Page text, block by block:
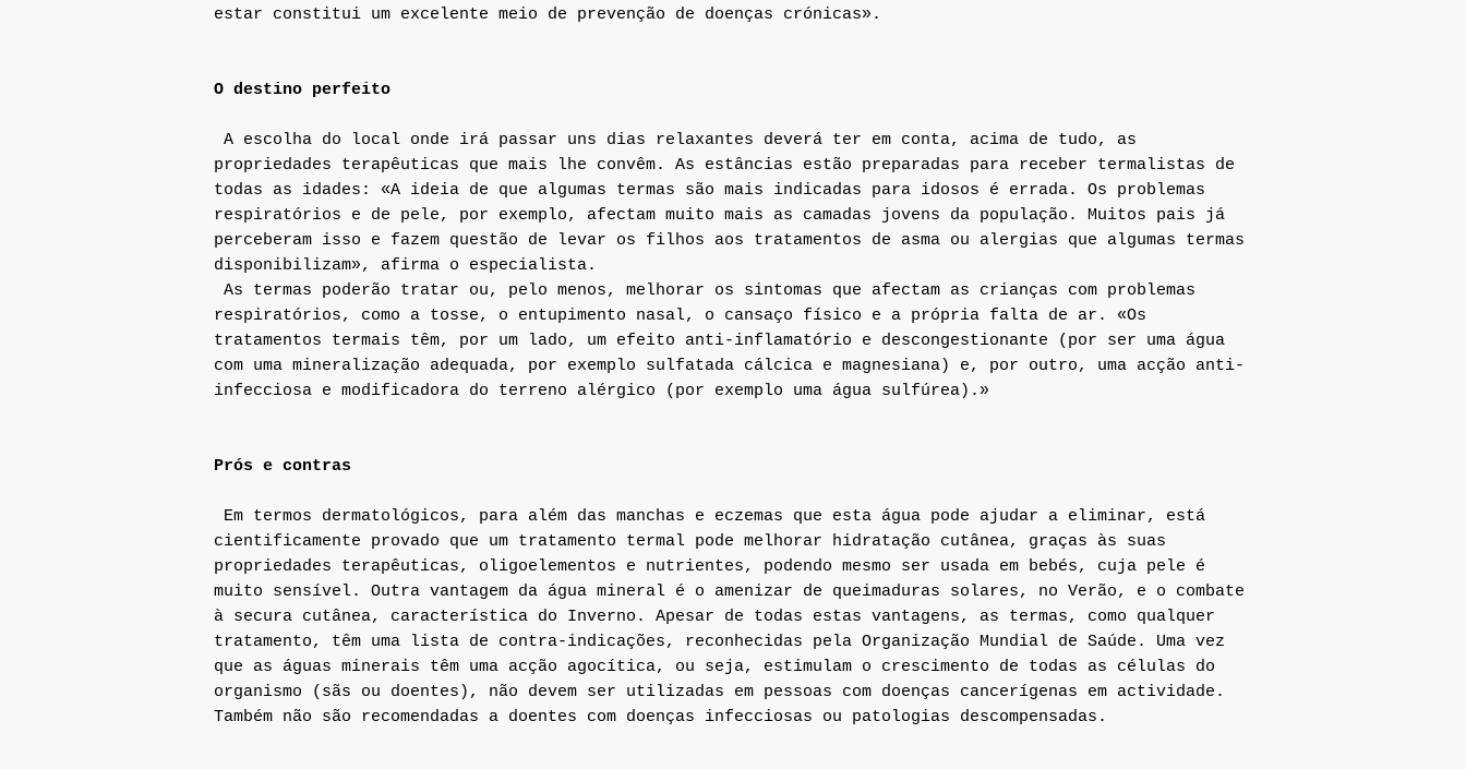
estar constitui um excelente meio de prevenção de doenças crónicas».
O destino perfeito
A escolha do local onde irá passar uns dias relaxantes deverá ter em conta, acima de tudo, as
propriedades terapêuticas que mais lhe convêm. As estâncias estão preparadas para receber termalistas de
todas as idades: «A ideia de que algumas termas são mais indicadas para idosos é errada. Os problemas
respiratórios e de pele, por exemplo, afectam muito mais as camadas jovens da população. Muitos pais já
perceberam isso e fazem questão de levar os filhos aos tratamentos de asma ou alergias que algumas termas
disponibilizam», afirma o especialista.
As termas poderão tratar ou, pelo menos, melhorar os sintomas que afectam as crianças com problemas
respiratórios, como a tosse, o entupimento nasal, o cansaço físico e a própria falta de ar. «Os
tratamentos termais têm, por um lado, um efeito anti-inflamatório e descongestionante (por ser uma água
com uma mineralização adequada, por exemplo sulfatada cálcica e magnesiana) e, por outro, uma acção anti-
infecciosa e modificadora do terreno alérgico (por exemplo uma água sulfúrea).»
Prós e contras
Em termos dermatológicos, para além das manchas e eczemas que esta água pode ajudar a eliminar, está
cientificamente provado que um tratamento termal pode melhorar hidratação cutânea, graças às suas
propriedades terapêuticas, oligoelementos e nutrientes, podendo mesmo ser usada em bebés, cuja pele é
muito sensível. Outra vantagem da água mineral é o amenizar de queimaduras solares, no Verão, e o combate
à secura cutânea, característica do Inverno. Apesar de todas estas vantagens, as termas, como qualquer
tratamento, têm uma lista de contra-indicações, reconhecidas pela Organização Mundial de Saúde. Uma vez
que as águas minerais têm uma acção agocítica, ou seja, estimulam o crescimento de todas as células do
organismo (sãs ou doentes), não devem ser utilizadas em pessoas com doenças cancerígenas em actividade.
Também não são recomendadas a doentes com doenças infecciosas ou patologias descompensadas.